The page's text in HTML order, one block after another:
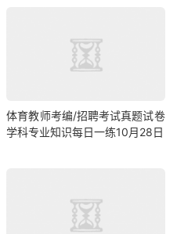
体育教师考编/招聘考试真题试卷
学科专业知识每日一练10月28日